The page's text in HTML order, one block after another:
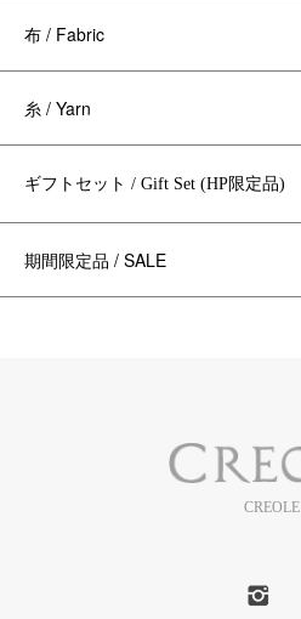
布 / Fabric
糸 / Yarn
ギフトセット / Gift Set (HP限定品)
期間限定品 / SALE
CREOLE